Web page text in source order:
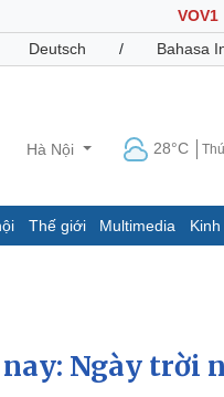
VOV1
Deutsch / Bahasa
Hà Nội 28°C
Thế giới Multimedia
Dấu ấn VOV
Ngày trời